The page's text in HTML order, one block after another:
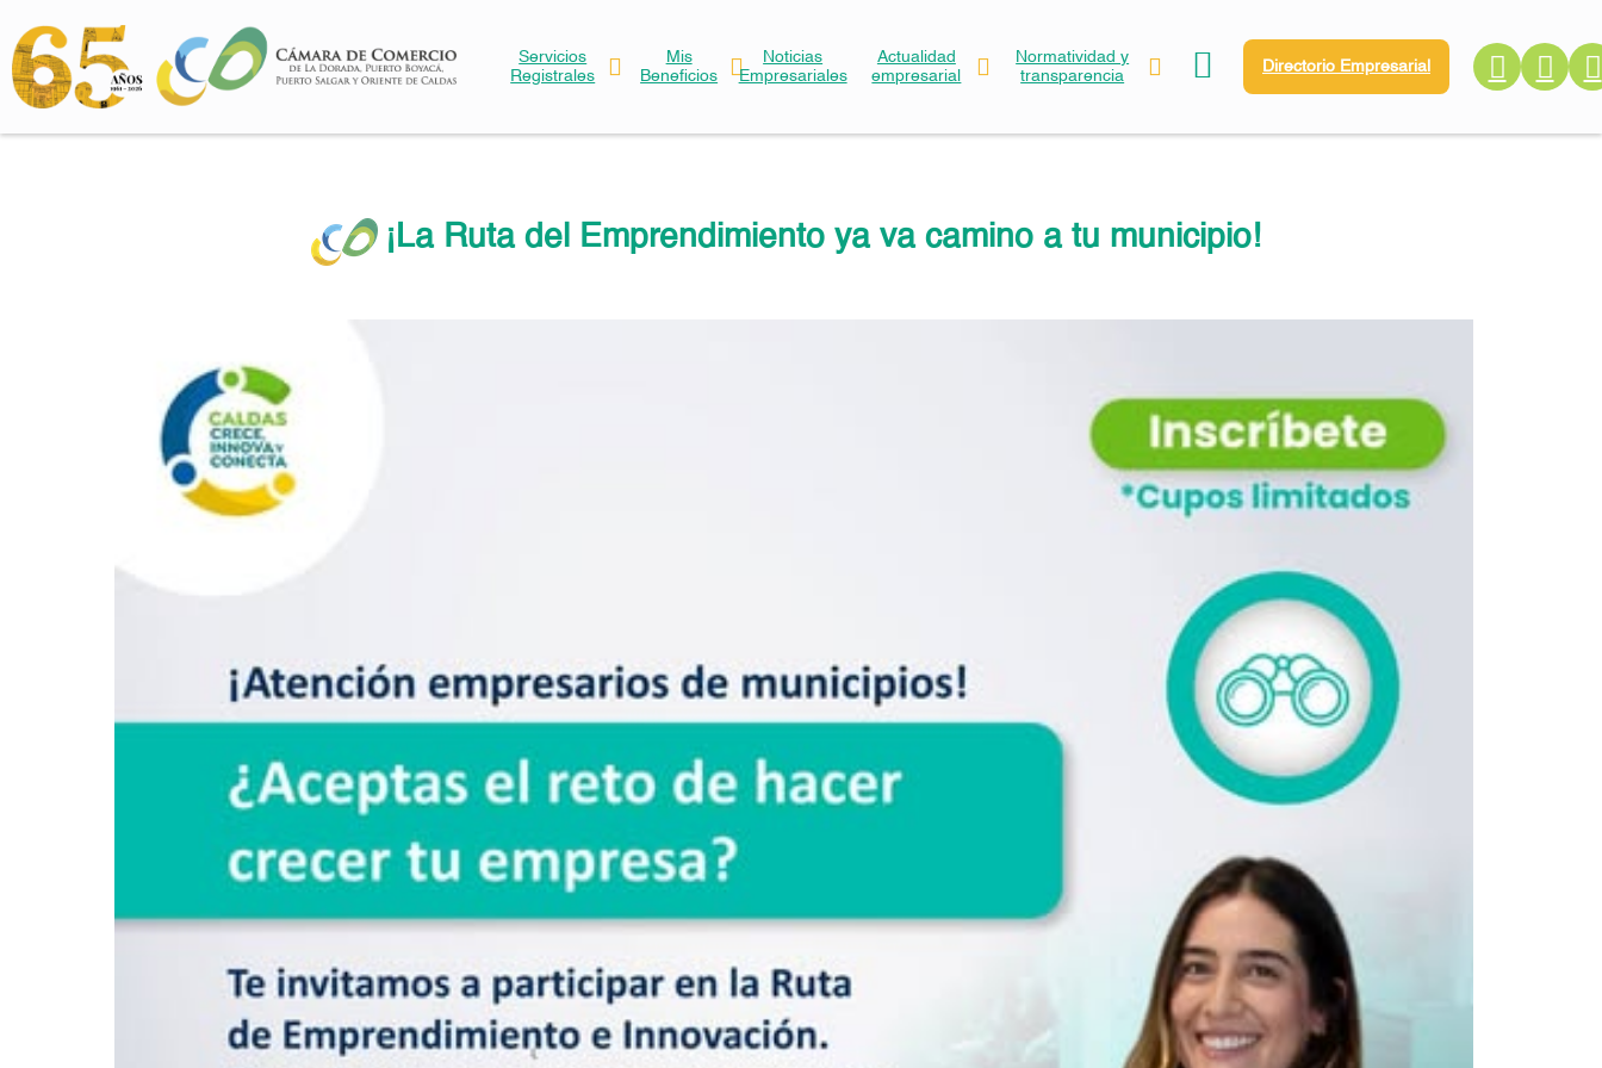
Servicios
Registrales
Mis
Beneficios
Noticias
Empresariales
Actualidad
empresarial
Normatividad y
transparencia
Directorio Empresarial
¡La Ruta del Emprendimiento ya va camino a tu municipio!